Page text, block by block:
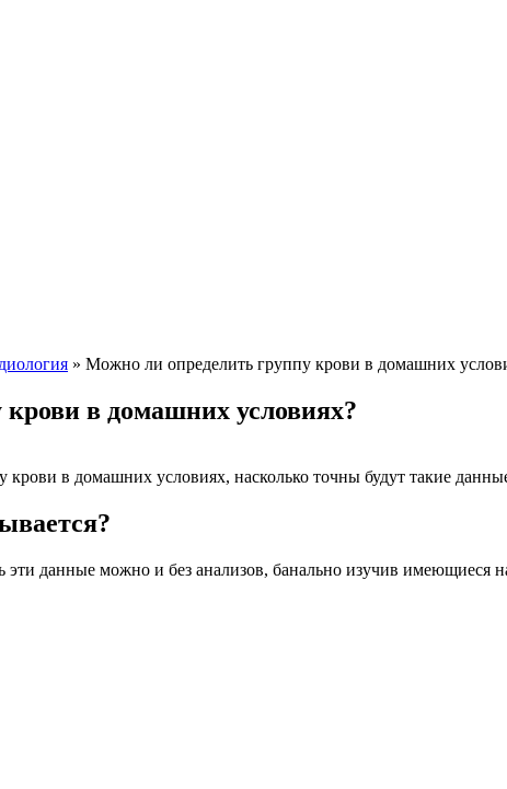
» Можно ли определить группу крови в домашних
в домашних условиях?
крови в домашних условиях, насколько точны будут такие
эти данные можно и без анализов, банально изучив имеющиеся